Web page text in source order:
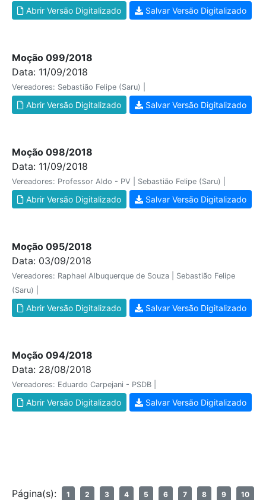
Abrir Versão Digitalizado Salvar Versão Digitalizado
Moção 099/2018
Data: 11/09/2018
Vereadores: Sebastião Felipe (Saru) |
Abrir Versão Digitalizado Salvar Versão Digitalizado
Moção 098/2018
Data: 11/09/2018
Vereadores: Professor Aldo - PV | Sebastião Felipe (Saru) |
Abrir Versão Digitalizado Salvar Versão Digitalizado
Moção 095/2018
Data: 03/09/2018
Vereadores: Raphael Albuquerque de Souza | Sebastião Felipe
(Saru) |
Abrir Versão Digitalizado Salvar Versão Digitalizado
Moção 094/2018
Data: 28/08/2018
Vereadores: Eduardo Carpejani - PSDB |
Abrir Versão Digitalizado Salvar Versão Digitalizado
Página(s): 1 2 3 4 5 6 7 8 9 10